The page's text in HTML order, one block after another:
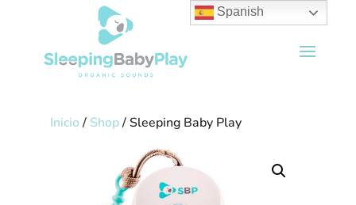
Inicio / Shop/ Sleeping Baby Play
Spanish